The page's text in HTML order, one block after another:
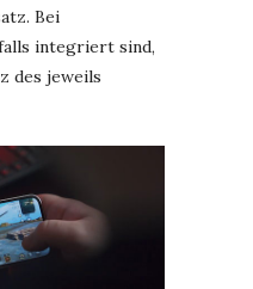
Bei
integriert sind,
des jeweils